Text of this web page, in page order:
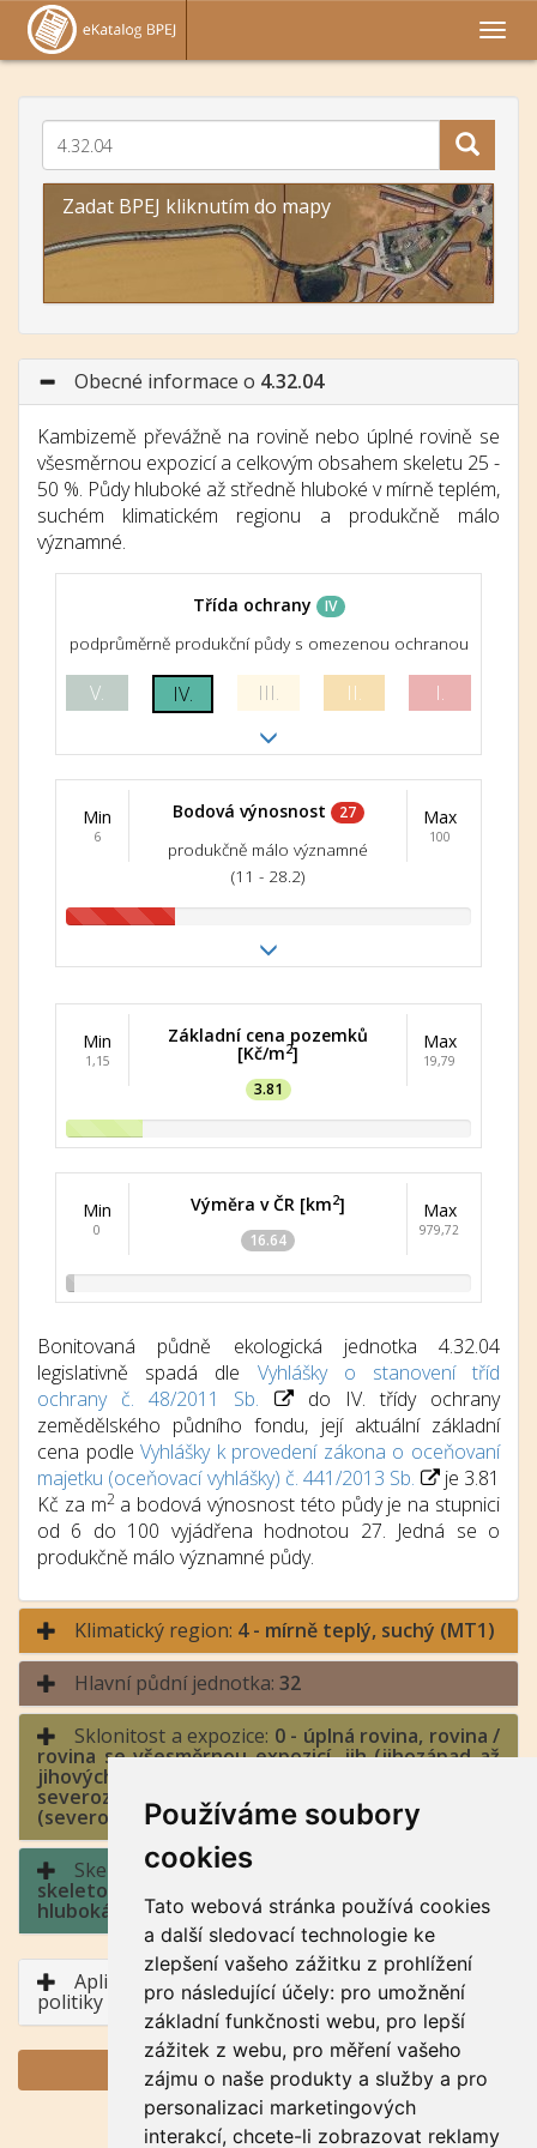
Používáme soubory
cookies
Tato webová stránka používá cookies
a další sledovací technologie ke
zlepšení vašeho zážitku z prohlížení
pro následující účely: pro umožnění
základní funkčnosti webu, pro lepší
zážitek z webu, pro měření vašeho
zájmu o naše produkty a služby a pro
personalizaci marketingových
interakcí, chcete-li zobrazovat reklamy
Zadat BPEJ kliknutím do mapy
Obecné informace o 4.32.04
Kambizemě převážně na rovině nebo úplné rovině se
všesměrnou expozicí a celkovým obsahem skeletu 25 -
50 %. Půdy hluboké až středně hluboké v mírně teplém,
suchém klimatickém regionu a produkčně málo
významné.
Třída ochrany IV
podprůměrně produkční půdy s omezenou ochranou
V. IV. III. II. I.
Min
6
Bodová výnosnost 27
produkčně málo významné
(11 - 28.2)
Max
100
Min
1,15
Základní cena pozemků
[Kč/m2]
3.81
Max
19,79
Min
0
Výměra v ČR [km2]
16.64
Max
979,72
Bonitovaná půdně ekologická jednotka 4.32.04
legislativně spadá dle Vyhlášky o stanovení tříd
ochrany č. 48/2011 Sb.
do IV. třídy ochrany
zemědělského půdního fondu, její aktuální základní
cena podleVyhlášky k provedení zákona o oceňovaní
majetku (oceňovací vyhlášky) č. 441/2013 Sb.
je 3.81
Kč za m2a bodová výnosnost této půdy je na stupnici
od 6 do 100 vyjádřena hodnotou 27. Jedná se o
produkčně málo významné půdy.
Klimatický region: 4 - mírně teplý, suchý (MT1)
Hlavní půdní jednotka: 32
Sklonitost a expozice: 0 - úplná rovina, rovina /
rovina se všesměrnou expozicí, jih (jihozápad až
jihovýchod), východ a západ (jihozápad až
severozápad, jihovýchod až severovýchod), sever
(severozápad až severovýchod)
Skeletovitost a hloubka půdy:
skeletovitá / půda hluboká, půda středně
hluboká
Aplikace BPEJ v rámci Společné zemědělské
politiky
GENERUJ PDF